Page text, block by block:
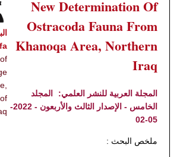
New Determination Of
Ostracoda Fauna From
Khanoqa Area, Northern
Iraq
المجلة العربية للنشر العلمي:
المجلد
الخامس - الإصدار الثالث والأربعون - 2022-
05-02
ملخص البحث :